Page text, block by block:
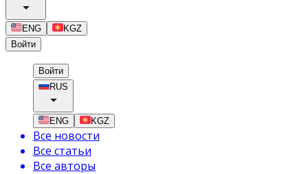
ENG
KGZ
Войти
Войти
RUS
ENG KGZ
Все новости
Все статьи
Все авторы